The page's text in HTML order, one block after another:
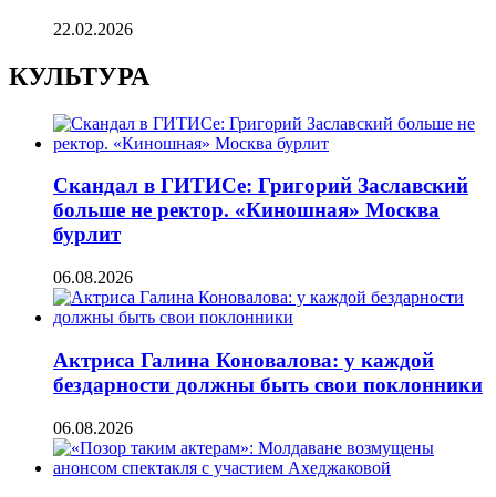
22.02.2026
КУЛЬТУРА
Скандал в ГИТИСе: Григорий Заславский
больше не ректор. «Киношная» Москва
бурлит
06.08.2026
Актриса Галина Коновалова: у каждой
бездарности должны быть свои поклонники
06.08.2026